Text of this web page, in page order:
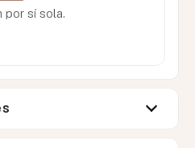
por sí sola.